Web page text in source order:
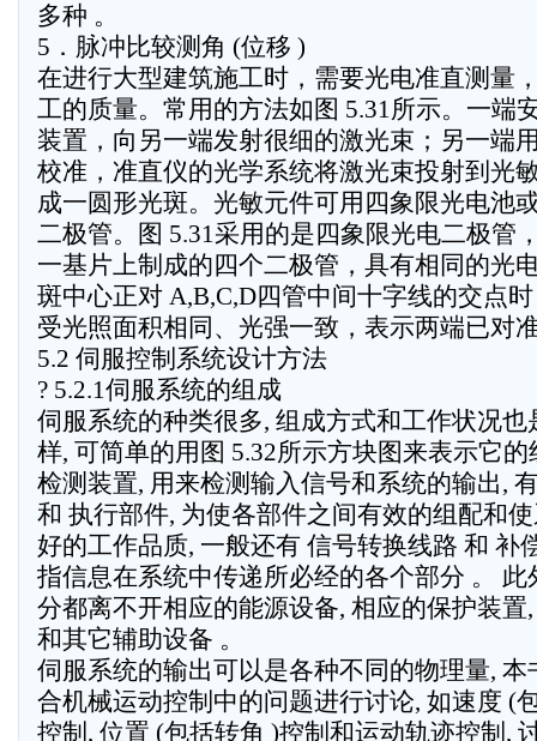
多种 。
5．脉冲比较测角 (位移 )
在进行大型建筑施工时，需要光电准直测量
工的质量。常用的方法如图 5.31所示。一端
装置，向另一端发射很细的激光束；另一端
校准，准直仪的光学系统将激光束投射到光
成一圆形光斑。光敏元件可用四象限光电池
二极管。图 5.31采用的是四象限光电二极管
一基片上制成的四个二极管，具有相同的光
斑中心正对 A,B,C,D四管中间十字线的交点
受光照面积相同、光强一致，表示两端已对
5.2 伺服控制系统设计方法
? 5.2.1伺服系统的组成
伺服系统的种类很多, 组成方式和工作状况也
样, 可简单的用图 5.32所示方块图来表示它的
检测装置, 用来检测输入信号和系统的输出,
和 执行部件, 为使各部件之间有效的组配和
好的工作品质, 一般还有 信号转换线路 和 补
指信息在系统中传递所必经的各个部分 。 此
分都离不开相应的能源设备, 相应的保护装置
和其它辅助设备 。
伺服系统的输出可以是各种不同的物理量, 本
合机械运动控制中的问题进行讨论, 如速度 (
控制, 位置 (包括转角 )控制和运动轨迹控制,